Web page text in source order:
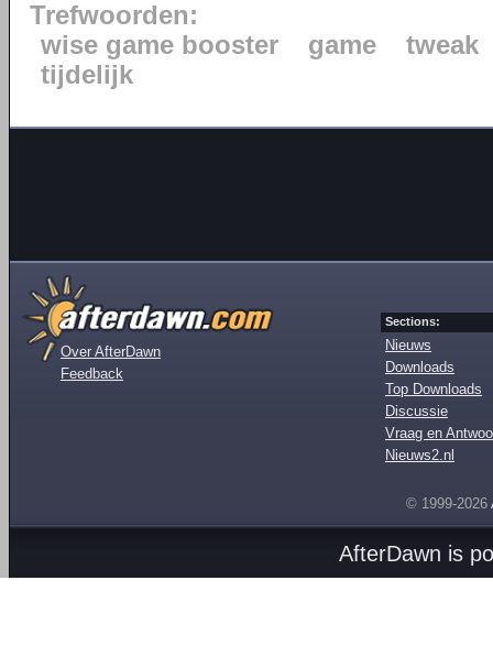
Trefwoorden:
wise game booster
game
tweak
tijdelijk
Over AfterDawn
Feedback
Sections:
Nieuws
Downloads
Top Downloads
Discussie
Vraag en
Nieuws2.nl
© 1999-2026
AfterDawn is